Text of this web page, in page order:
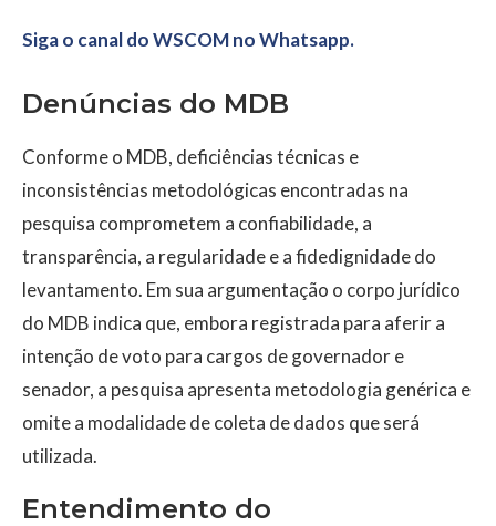
Siga o canal do WSCOM no Whatsapp.
Denúncias do MDB
Conforme o MDB, deficiências técnicas e
inconsistências metodológicas encontradas na
pesquisa comprometem a confiabilidade, a
transparência, a regularidade e a fidedignidade do
levantamento. Em sua argumentação o corpo jurídico
do MDB indica que, embora registrada para aferir a
intenção de voto para cargos de governador e
senador, a pesquisa apresenta metodologia genérica e
omite a modalidade de coleta de dados que será
utilizada.
Entendimento do